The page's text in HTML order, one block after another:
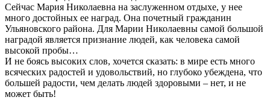
Сейчас Мария Николаевна на заслуженном отдыхе, у нее
много достойных ее наград. Она почетный гражданин
Ульяновского района. Для Марии Николаевны самой большой
наградой является признание людей, как человека самой
высокой пробы…
И не боясь высоких слов, хочется сказать: в мире есть много
всяческих радостей и удовольствий, но глубоко убеждена, что
большей радости, чем делать людей здоровыми – нет, и не
может быть!